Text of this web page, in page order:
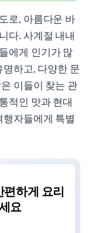
로, 아름다운 바
다. 사계절 내내
에게 인기가 많
명하고, 다양한 문
이들이 찾는 관
적인 맛과 현대
행자들에게 특별
하게 요리
요